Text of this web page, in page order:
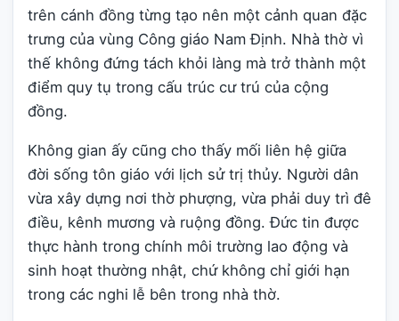
trên cánh đồng từng tạo nên một cảnh quan đặc
trưng của vùng Công giáo Nam Định. Nhà thờ vì
thế không đứng tách khỏi làng mà trở thành một
điểm quy tụ trong cấu trúc cư trú của cộng
đồng.
Không gian ấy cũng cho thấy mối liên hệ giữa
đời sống tôn giáo với lịch sử trị thủy. Người dân
vừa xây dựng nơi thờ phượng, vừa phải duy trì đê
điều, kênh mương và ruộng đồng. Đức tin được
thực hành trong chính môi trường lao động và
sinh hoạt thường nhật, chứ không chỉ giới hạn
trong các nghi lễ bên trong nhà thờ.